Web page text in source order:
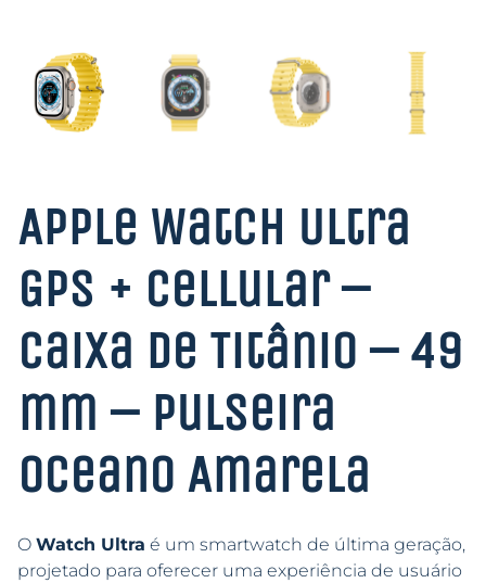
Apple Watch Ultra
GPS + Cellular –
Caixa de Titânio – 49
mm – Pulseira
Oceano Amarela
O Watch Ultra é um smartwatch de última geração,
projetado para oferecer uma experiência de usuário